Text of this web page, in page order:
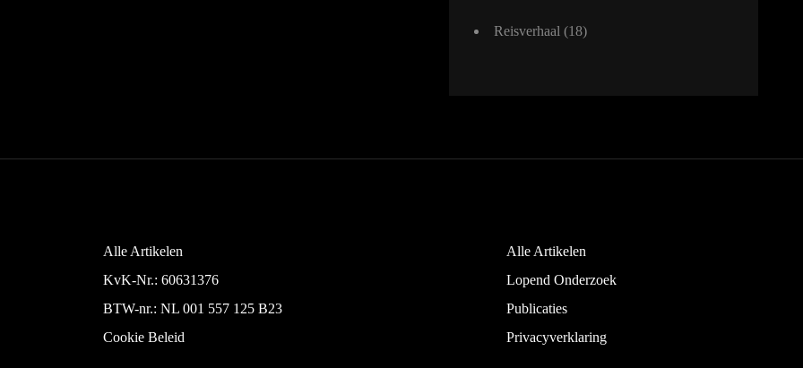
Reisverhaal (18)
Alle Artikelen
KvK-Nr.: 60631376
BTW-nr.: NL 001 557 125 B23
Cookie Beleid
Alle Artikelen
Lopend Onderzoek
Publicaties
Privacyverklaring